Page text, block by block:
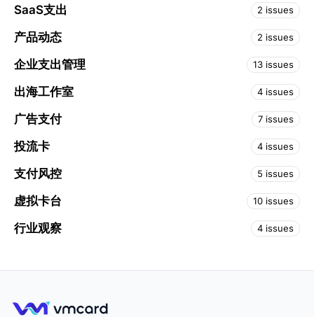
SaaS支出 2 issues
产品动态 2 issues
企业支出管理 13 issues
出海工作室 4 issues
广告支付 7 issues
投流卡 4 issues
支付风控 5 issues
虚拟卡台 10 issues
行业观察 4 issues